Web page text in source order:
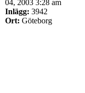
04, 2003 3:28 am
Inlägg: 3942
Ort: Göteborg